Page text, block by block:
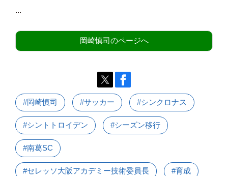
...
岡崎慎司のページへ
#岡崎慎司 #サッカー #シンクロナス
#シントトロイデン #シーズン移行
#南葛SC
#セレッソ大阪アカデミー技術委員長 #育成